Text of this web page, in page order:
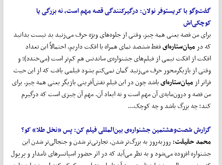
گفتوگو با کریستوفر نولان:درگیرکنندگی قصه مهم است، نه بزرگی یا
کوچکیاش
برای من قصه یعنی همه چیز. وقتی از جلوه‌های ویژه حرف می‌زنید بد نیست بدانید
که در میانستارهایفقط ششصد نمای همراه با افکت داریم. احتمالاً این تعداد
افکت از افکت نیمی از فیلم‌های جشنواره‌ی ساندنس هم کم‌تر است (می‌خندد)؛ و
وقتی از بازیگرمحور حرف می‌زنید گمان نمی‌کنم بشود فیلمی یافت که از این حیث
فراتر از میانستارهایباشد چون در این فیلم نقش‌آفرینی بازیگر یعنی همه چیز. برای
من قصه و درون‌مایه‌ی آن مهم است و نه ابعاد آن. مهم آن چیزی است که درگیرم
کند؛ چه بزرگ باشد و چه کوچک...
گزارش شصتوهشتمین جشنواره‌ی بینالمللی فیلم کن:پس «نخل طلا» کو؟
محمد حقیقت:روز‌به‌روز به بزرگ‌تر شدن، تجارتی‌تر شدن و جنجالی‌تر شدن این
جشنواره افزوده می‌شود و به نظر می‌آید که در اثر حضور اسپانسرهای نامدار و پرپول